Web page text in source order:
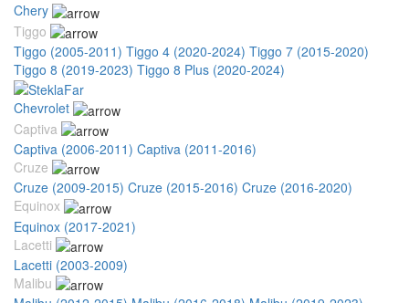
Chery
Tiggo
Tiggo (2005-2011) Tiggo 4 (2020-2024) Tiggo 7 (2015-2020)
Tiggo 8 (2019-2023) Tiggo 8 Plus (2020-2024)
Chevrolet
Captiva
Captiva (2006-2011) Captiva (2011-2016)
Cruze
Cruze (2009-2015) Cruze (2015-2016) Cruze (2016-2020)
Equinox
Equinox (2017-2021)
Lacetti
Lacetti (2003-2009)
Malibu